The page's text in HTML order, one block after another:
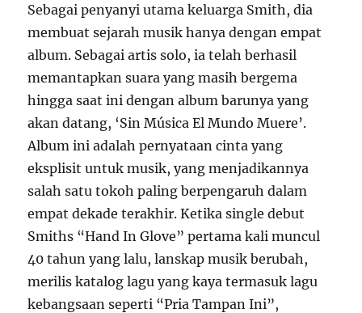
Sebagai penyanyi utama keluarga Smith, dia
membuat sejarah musik hanya dengan empat
album. Sebagai artis solo, ia telah berhasil
memantapkan suara yang masih bergema
hingga saat ini dengan album barunya yang
akan datang, ‘Sin Música El Mundo Muere’.
Album ini adalah pernyataan cinta yang
eksplisit untuk musik, yang menjadikannya
salah satu tokoh paling berpengaruh dalam
empat dekade terakhir. Ketika single debut
Smiths “Hand In Glove” pertama kali muncul
40 tahun yang lalu, lanskap musik berubah,
merilis katalog lagu yang kaya termasuk lagu
kebangsaan seperti “Pria Tampan Ini”,